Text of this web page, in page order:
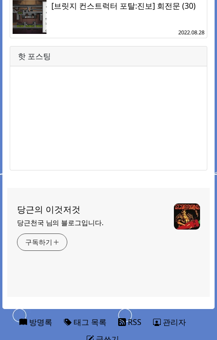
[브릿지 컨스트럭터 포탈:진보] 회전문 (30)
2022.08.28
핫 포스팅
당근의 이것저것
당근천국 님의 블로그입니다.
구독하기
방명록 태그 목록 RSS
관리자